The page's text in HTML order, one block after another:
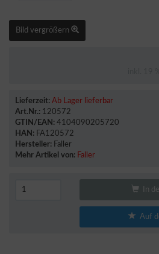
Bild vergrößern
Lieferzeit: Ab Lager lieferbar
Art.Nr.: 120572
GTIN/EAN: 4104090205720
HAN: FA120572
Hersteller: Faller
Mehr Artikel von: Faller
In
Auf